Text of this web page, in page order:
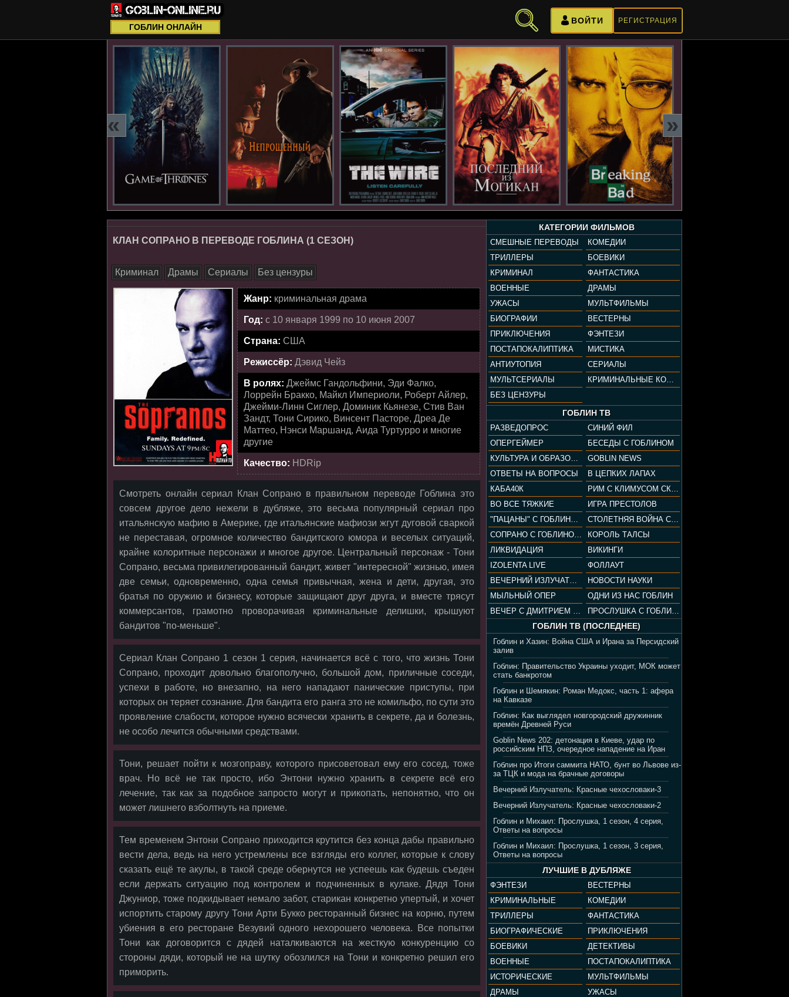
ГОБЛИН ОНЛАЙН
РЕГИСТРАЦИЯ
ВОЙТИ
« »
КАТЕГОРИИ ФИЛЬМОВ
СМЕШНЫЕ ПЕРЕВОДЫ
КОМЕДИИ
ТРИЛЛЕРЫ
БОЕВИКИ
КРИМИНАЛ
ФАНТАСТИКА
ВОЕННЫЕ
ДРАМЫ
УЖАСЫ
МУЛЬТФИЛЬМЫ
БИОГРАФИИ
ВЕСТЕРНЫ
ПРИКЛЮЧЕНИЯ
ФЭНТЕЗИ
ПОСТАПОКАЛИПТИКА
МИСТИКА
АНТИУТОПИЯ
СЕРИАЛЫ
МУЛЬТСЕРИАЛЫ
КРИМИНАЛЬНЫЕ КОМЕДИИ
БЕЗ ЦЕНЗУРЫ
ГОБЛИН ТВ
РАЗВЕДОПРОС
СИНИЙ ФИЛ
ОПЕРГЕЙМЕР
БЕСЕДЫ С ГОБЛИНОМ
КУЛЬТУРА И ОБРАЗОВАНИЕ
GOBLIN NEWS
ОТВЕТЫ НА ВОПРОСЫ
В ЦЕПКИХ ЛАПАХ
КАБА40К
РИМ С КЛИМУСОМ СКАРАБЕУСОМ
ВО ВСЕ ТЯЖКИЕ
ИГРА ПРЕСТОЛОВ
"ПАЦАНЫ" С ГОБЛИНОМ
СТОЛЕТНЯЯ ВОЙНА С КЛИМОМ ЖУКОВЫМ И ГОБЛИНОМ
СОПРАНО С ГОБЛИНОМ (РАЗБОР СЕРИАЛА)
КОРОЛЬ ТАЛСЫ
ЛИКВИДАЦИЯ
ВИКИНГИ
IZOLENTA LIVE
ФОЛЛАУТ
ВЕЧЕРНИЙ ИЗЛУЧАТЕЛЬ
НОВОСТИ НАУКИ
МЫЛЬНЫЙ ОПЕР
ОДНИ ИЗ НАС ГОБЛИН
ВЕЧЕР С ДМИТРИЕМ ПУЧКОВЫМ
ПРОСЛУШКА С ГОБЛИНОМ
ГОБЛИН ТВ (ПОСЛЕДНЕЕ)
Гоблин и Хазин: Война США и Ирана за Персидский
залив
Гоблин: Правительство Украины уходит, МОК может
стать банкротом
Гоблин и Шемякин: Роман Медокс, часть 1: афера
на Кавказе
Гоблин: Как выглядел новгородский дружинник
времён Древней Руси
Goblin News 202: детонация в Киеве, удар по
российским НПЗ, очередное нападение на Иран
Гоблин про Итоги саммита НАТО, бунт во Львове из-
за ТЦК и мода на брачные договоры
Вечерний Излучатель: Красные чехословаки-3
Вечерний Излучатель: Красные чехословаки-2
Гоблин и Михаил: Прослушка, 1 сезон, 4 серия,
Ответы на вопросы
Гоблин и Михаил: Прослушка, 1 сезон, 3 серия,
Ответы на вопросы
ЛУЧШИЕ В ДУБЛЯЖЕ
ФЭНТЕЗИ
ВЕСТЕРНЫ
КРИМИНАЛЬНЫЕ
КОМЕДИИ
ТРИЛЛЕРЫ
ФАНТАСТИКА
БИОГРАФИЧЕСКИЕ
ПРИКЛЮЧЕНИЯ
БОЕВИКИ
ДЕТЕКТИВЫ
ВОЕННЫЕ
ПОСТАПОКАЛИПТИКА
ИСТОРИЧЕСКИЕ
МУЛЬТФИЛЬМЫ
ДРАМЫ
УЖАСЫ
КЛАН СОПРАНО В ПЕРЕВОДЕ ГОБЛИНА (1 СЕЗОН)
Криминал Драмы Сериалы Без цензуры
Жанр: криминальная драма
Год: с 10 января 1999 по 10 июня 2007
Страна: США
Режиссёр: Дэвид Чейз
В ролях: Джеймс Гандольфини, Эди Фалко,
Лоррейн Бракко, Майкл Империоли, Роберт Айлер,
Джейми-Линн Сиглер, Доминик Кьянезе, Стив Ван
Зандт, Тони Сирико, Винсент Пасторе, Дреа Де
Маттео, Нэнси Маршанд, Аида Туртурро и многие
другие
Качество: HDRip
Смотреть онлайн сериал Клан Сопрано в правильном переводе Гоблина это
совсем другое дело нежели в дубляже, это весьма популярный сериал про
итальянскую мафию в Америке, где итальянские мафиози жгут дуговой сваркой
не переставая, огромное количество бандитского юмора и веселых ситуаций,
крайне колоритные персонажи и многое другое. Центральный персонаж - Тони
Сопрано, весьма привилегированный бандит, живет "интересной" жизнью, имея
две семьи, одновременно, одна семья привычная, жена и дети, другая, это
братья по оружию и бизнесу, которые защищают друг друга, и вместе трясут
коммерсантов, грамотно проворачивая криминальные делишки, крышуют
бандитов "по-меньше".
Сериал Клан Сопрано 1 сезон 1 серия, начинается всё с того, что жизнь Тони
Сопрано, проходит довольно благополучно, большой дом, приличные соседи,
успехи в работе, но внезапно, на него нападают панические приступы, при
которых он теряет сознание. Для бандита его ранга это не комильфо, по сути это
проявление слабости, которое нужно всячески хранить в секрете, да и болезнь,
не особо лечится обычными средствами.
Тони, решает пойти к мозгоправу, которого присоветовал ему его сосед, тоже
врач. Но всё не так просто, ибо Энтони нужно хранить в секрете всё его
лечение, так как за подобное запросто могут и прикопать, непонятно, что он
может лишнего взболтнуть на приеме.
Тем временем Энтони Сопрано приходится крутится без конца дабы правильно
вести дела, ведь на него устремлены все взгляды его коллег, которые к слову
сказать ещё те акулы, в такой среде обернутся не успеешь как будешь съеден
если держать ситуацию под контролем и подчиненных в кулаке. Дядя Тони
Джуниор, тоже подкидывает немало забот, старикан конкретно упертый, и хочет
испортить старому другу Тони Арти Букко ресторанный бизнес на корню, путем
убиения в его ресторане Везувий одного нехорошего человека. Все попытки
Тони как договорится с дядей наталкиваются на жесткую конкуренцию со
стороны дяди, который не на шутку обозлился на Тони и конкретно решил его
приморить.